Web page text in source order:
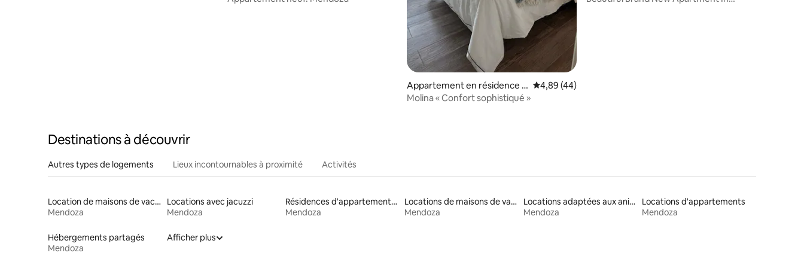
Appartement en résidence ⋅
Capital
Évaluation moyenne sur la base de 44 commentaires : 4,89 sur 5
4,89 (44)
Molina « Confort sophistiqué »
Destinations à découvrir
Autres types de logements Lieux incontournables à proximité Activités
Location de maisons de vacances
Mendoza
Locations avec jacuzzi
Mendoza
Résidences d'appartements en location
Mendoza
Locations de maisons de vacances
Mendoza
Locations adaptées aux animaux
Mendoza
Locations d'appartements
Mendoza
Hébergements partagés
Mendoza
Afficher plus